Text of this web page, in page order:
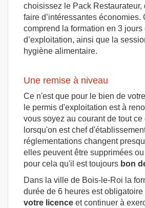
choisissez le Pack Restaurateur,
faire d’intéressantes économies.
comprend la formation en 3 jours
d’exploitation, ainsi que la
hygiène alimentaire.
Une remise à niveau
Ce n'est que pour le bien de
le permis d'exploitation est à
vous soyez au courant de tout
lorsqu'on est chef
réglementations changent
elles peuvent être supprimées
pour cela qu'il est toujours bon
Dans la ville de Bois-le-Roi la
durée de 6 heures est obligatoire
votre licence et continuer à